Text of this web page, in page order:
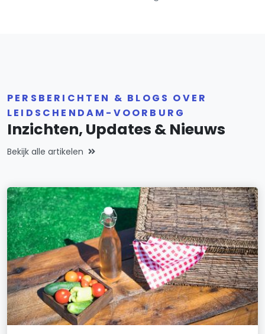
PERSBERICHTEN & BLOGS OVER
LEIDSCHENDAM-VOORBURG
Inzichten, Updates & Nieuws
Bekijk alle artikelen